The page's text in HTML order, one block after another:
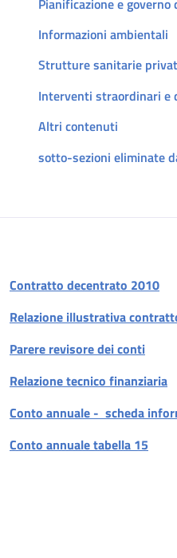
Informazioni ambientali
Strutture sanitarie
Interventi straordinari e
Altri contenuti
sotto-sezioni eliminate
Contratto decentrato 2010
Relazione illustrativa
Parere revisore dei conti
Relazione tecnico finanziaria
Conto annuale - scheda
Conto annuale tabella 15